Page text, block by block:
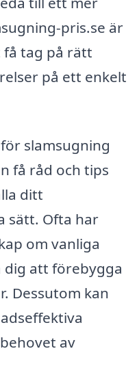
pris.se är
tag på rätt
på ett enkelt
slamsugning
få råd och tips
ditt
sätt. Ofta har
om vanliga
dig att förebygga
Dessutom kan
av